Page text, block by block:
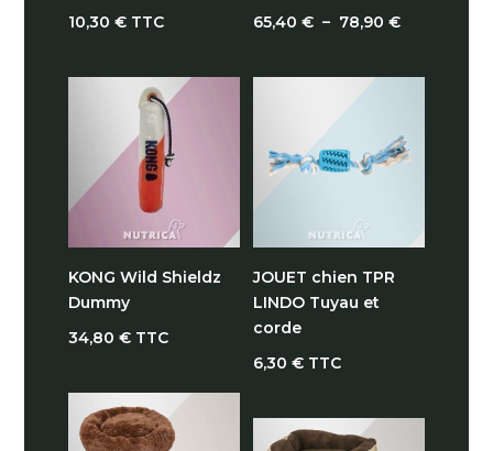
10,30€ TTC
65,40€ – 78,90€Plage
prix :
à
78,90 €
KONG Wild Shieldz
Dummy
34,80€ TTC
JOUET chien TPR
LINDO Tuyau et
corde
6,30€ TTC